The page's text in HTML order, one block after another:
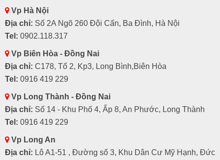
Vp Hà Nội
Địa chỉ: Số 2A Ngõ 260 Đội Cấn, Ba Đình, Hà Nội
Tel: 0902.118.317
Vp Biên Hòa - Đồng Nai
Địa chỉ: C178, Tổ 2, Kp3, Long Bình,Biên Hòa
Tel: 0916 419 229
Vp Long Thành - Đồng Nai
Địa chỉ: Số 14 - Khu Phố 4, Ấp 8, An Phước, Long Thành
Tel: 0916 419 229
Vp Long An
Địa chỉ: Lô A1-51 , Đường số 3, Khu Dân Cư Mỹ Hạnh, Đức